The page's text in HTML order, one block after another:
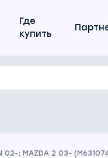
Где
купить
02-; MAZDA 2 03-